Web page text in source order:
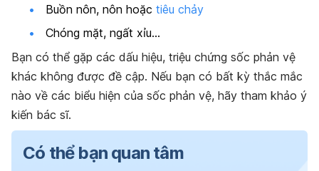
Buồn nôn, nôn hoặc tiêu chảy
Chóng mặt, ngất xỉu…
Bạn có thể gặp các dấu hiệu, triệu chứng sốc phản vệ
khác không được đề cập. Nếu bạn có bất kỳ thắc mắc
nào về các biểu hiện của sốc phản vệ, hãy tham khảo ý
kiến bác sĩ.
Có thể bạn quan tâm